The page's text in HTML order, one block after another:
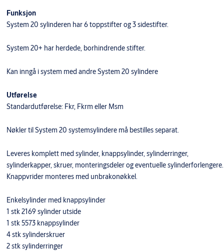
Funksjon
System 20 sylinderen har 6 toppstifter og 3 sidestifter.
System 20+ har herdede, borhindrende stifter.
Kan inngå i system med andre System 20 sylindere
Utførelse
Standardutførelse: Fkr, Fkrm eller Msm
Nøkler til System 20 systemsylindere må bestilles separat.
Leveres komplett med sylinder, knappsylinder, sylinderringer,
sylinderkapper, skruer, monteringsdeler og eventuelle sylinderforlengere.
Knappvrider monteres med unbrakonøkkel.
Enkelsylinder med knappsylinder
1 stk 2169 sylinder utside
1 stk 5573 knappsylinder
4 stk sylinderskruer
2 stk sylinderringer